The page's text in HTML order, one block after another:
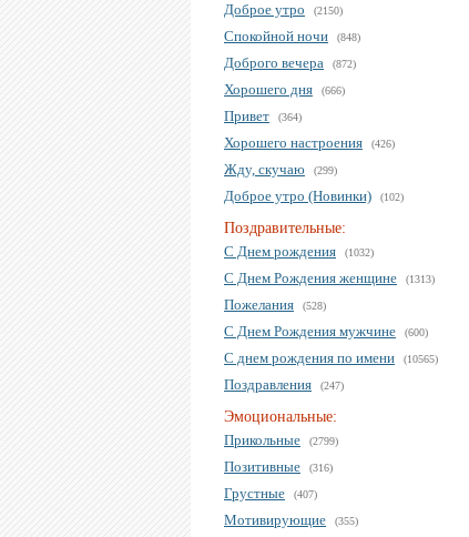
Доброе утро
(2150)
Спокойной ночи (848)
Доброго вечера (872)
Хорошего дня (666)
Привет (364)
Хорошего настроения (426)
Жду, скучаю (299)
Доброе утро (Новинки) (102)
Поздравительные:
С Днем рождения
(1032)
С Днем Рождения женщине (1313)
Пожелания (528)
С Днем Рождения мужчине (600)
С днем рождения по имени (10565)
Поздравления (247)
Эмоциональные:
Прикольные
(2799)
Позитивные (316)
Грустные (407)
Мотивирующие (355)